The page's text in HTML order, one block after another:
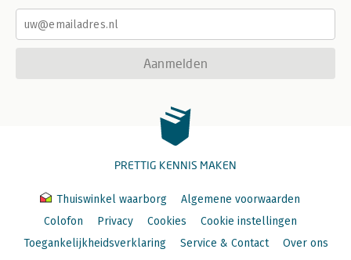
Aanmelden
PRETTIG KENNIS MAKEN
Thuiswinkel waarborg
Algemene voorwaarden
Colofon
Privacy Cookies
Cookie instellingen
Toegankelijkheidsverklaring
Service & Contact Over ons